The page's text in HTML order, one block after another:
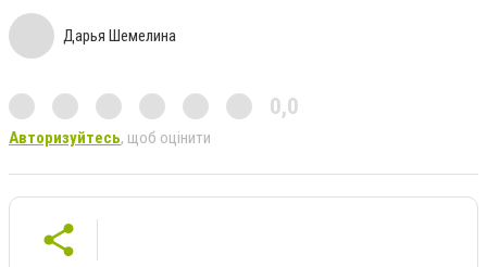
Дарья Шемелина
0,0
Авторизуйтесь, щоб оцінити